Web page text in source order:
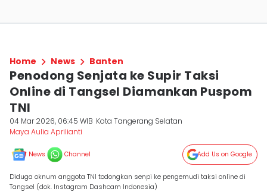
Home News Banten
Penodong Senjata ke Supir Taksi
Online di Tangsel Diamankan Puspom
TNI
04 Mar 2026, 06:45 WIB Kota Tangerang Selatan
Maya Aulia Aprilianti
News Channel Add Us on Google
Diduga oknum anggota TNI todongkan senpi ke pengemudi taksi online di
Tangsel (dok. Instagram Dashcam Indonesia)